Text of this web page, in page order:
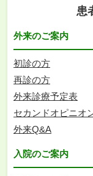
患
外来のご案内
初診の方
再診の方
外来診療予定表
セカンドオピニオ
外来Q&A
入院のご案内